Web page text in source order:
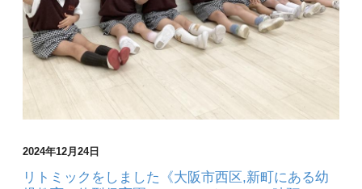
2024年12月24日
リトミックをしました《大阪市西区,新町にある幼